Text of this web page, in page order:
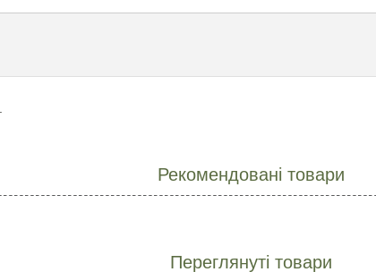
Рекомендовані товари
Переглянуті товари